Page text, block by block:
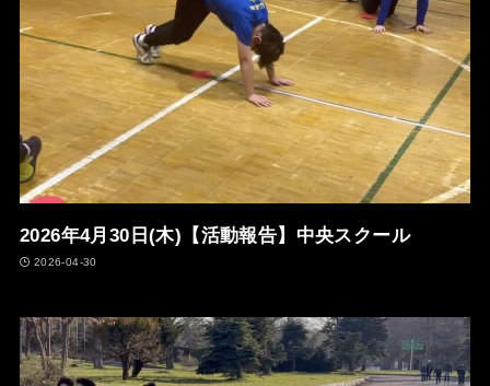
2026年4月30日(木)【活動報告】中央スクール
2026-04-30